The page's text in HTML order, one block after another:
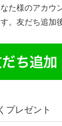
た様のアカウ
。友だち追加
プレゼント